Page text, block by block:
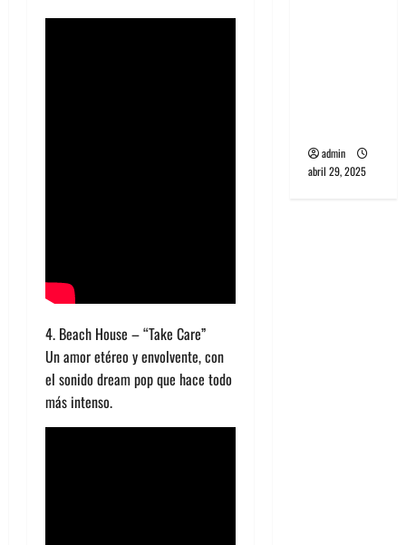
4. Beach House – “Take Care”
Un amor etéreo y envolvente, con
el sonido dream pop que hace todo
más intenso.
admin
abril 29, 2025